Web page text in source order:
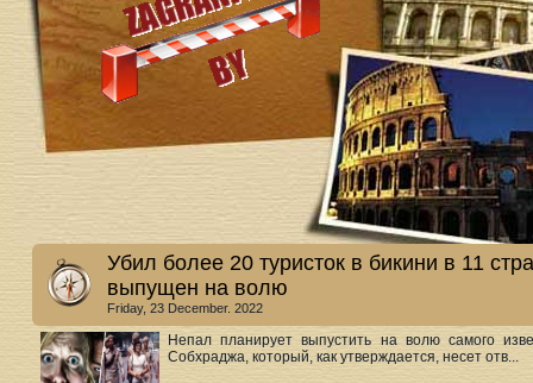
Убил более 20 туристок в бикини в 11
выпущен на волю
Friday, 23 December. 2022
Непал планирует выпустить на волю самого
Собхраджа, который, как утверждается, несет отв...